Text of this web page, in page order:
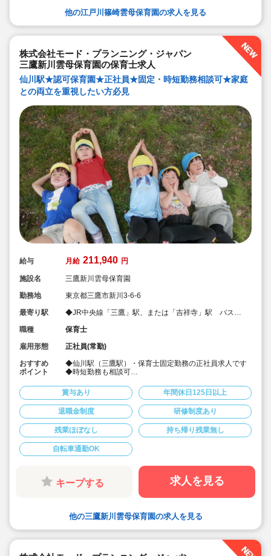
設などの割引）
◆退職金制度あり
◆職員同士の協力を大切にしています！保育経験がな
い、ブランクが有る方もOK（先輩スタッフがサポートし
ます！）
他の江戸川篠崎雲母保育園の求人を見る
株式会社モード・プランニング・ジャパン
三鷹新川雲母保育園の保育士求人
仙川駅★認可保育園★正社員★固定・時短勤務相談可★家庭
との両立を重視したい方必見
給与 月給 211,940 円
施設名
三鷹新川雲母保育園
勤務地
東京都三鷹市新川3-6-6
最寄り駅
◆JR中央線「三鷹」駅、または「吉祥寺」駅 バス
職種
保育士
雇用形態
正社員(常勤)
おすすめ
ポイント
◆仙川駅（三鷹駅）・保育士固定勤務の正社員求人です
◆時短勤務も相談可
連休）も取得可能です♪
◆雲母保育園は60名以下のコンパクトなサイズの園にな
ります
◆家庭や趣味などと両立可能な働き方
◆行事のための保育ではなく子どもたちのための保育に
取り組めます
◆日々の保育を大切に楽しくお仕事出来ます（行事準
備・書き物類軽減されています）
◆ピアノが弾けなくてOKです。（得意分野を活かして頂
◆保育以外の業務量が不安な方も安心です。（ICTシステ
ム導入で業務効率化が図れています）
◆保育経験がない、ブランクがある方も安心です。（先
輩社員が徹底サポートします）
設などの割引）
◆退職金制度あり
◆職員同士の協力を大切にしています！保育経験がな
賞与あり 年間休日125日以上
退職金制度 研修制度あり
残業ほぼなし 持ち帰り残業無し
自転車通勤OK
キープする 求人を見る
他の三鷹新川雲母保育園の求人を見る